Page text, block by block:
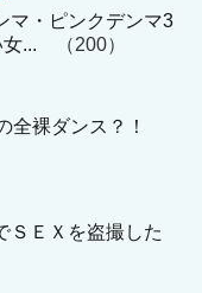
マ・ピンクデンマ3
... （200）
全裸ダンス？！
ＳＥＸを盗撮した